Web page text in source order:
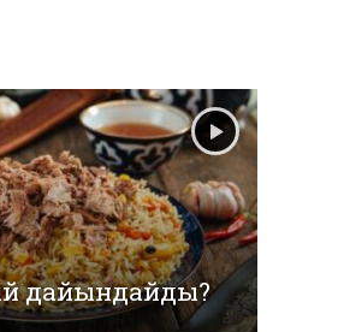
дайындайды?